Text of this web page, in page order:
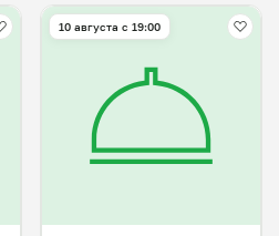
10 августа с 19:00